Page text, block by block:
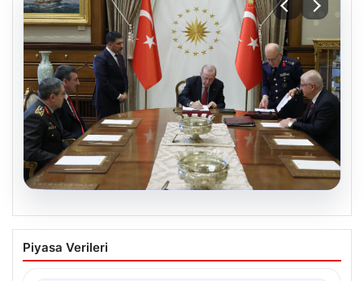
04.08.2026
Türk Hava Kuvvetleri’nin ilk kadın
paşası Özlem Karapınar oldu
Piyasa Verileri